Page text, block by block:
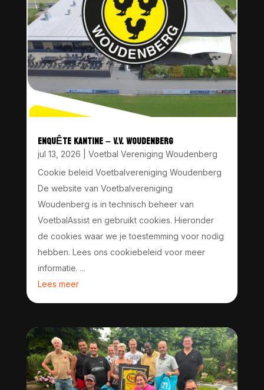
ENQUÊTE KANTINE – V.V. WOUDENBERG
jul 13, 2026
Voetbal Vereniging Woudenberg
Cookie beleid Voetbalvereniging Woudenberg
De website van Voetbalvereniging
Woudenberg is in technisch beheer van
VoetbalAssist en gebruikt cookies. Hieronder
de cookies waar we je toestemming voor nodig
hebben. Lees ons cookiebeleid voor meer
informatie. ...
Lees meer